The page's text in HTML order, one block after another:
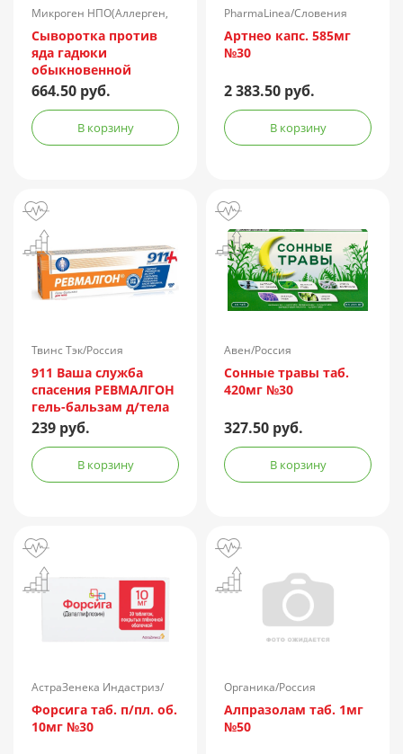
Микроген НПО(Аллерген,
г.Ставрополь)/Россия
Сыворотка против
яда гадюки
обыкновенной
лошадиная
очищенная
концентрированная
жидкая амп.(р-р д/
664.50 руб.
В корзину
PharmaLinea/Словения
Артнео капс. 585мг
№30
2 383.50 руб.
В корзину
Твинс Тэк/Россия
911 Ваша служба
спасения РЕВМАЛГОН
гель-бальзам д/тела
100мл
239 руб.
В корзину
Авен/Россия
Сонные травы таб.
420мг №30
327.50 руб.
В корзину
АстраЗенека Индастриз/
Россия
Форсига таб. п/пл. об.
10мг №30
Органика/Россия
Алпразолам таб. 1мг
№50